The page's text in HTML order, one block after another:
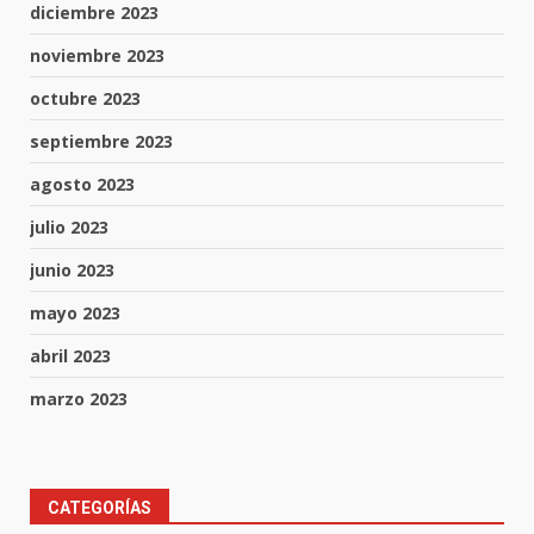
diciembre 2023
noviembre 2023
octubre 2023
septiembre 2023
agosto 2023
julio 2023
junio 2023
mayo 2023
abril 2023
marzo 2023
CATEGORÍAS